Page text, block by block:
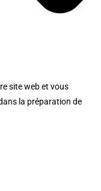
site web et vous
la préparation de